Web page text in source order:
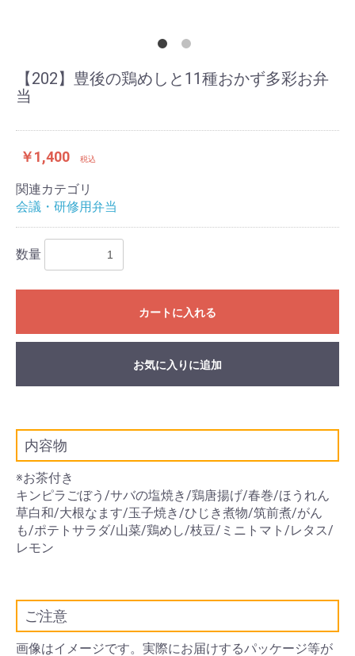
【202】豊後の鶏めしと11種おかず多彩お弁
当
￥1,400 税込
関連カテゴリ
会議・研修用弁当
数量
カートに入れる
お気に入りに追加
内容物
※お茶付き
キンピラごぼう/サバの塩焼き/鶏唐揚げ/春巻/ほうれん
草白和/大根なます/玉子焼き/ひじき煮物/筑前煮/がん
も/ポテトサラダ/山菜/鶏めし/枝豆/ミニトマト/レタス/
レモン
ご注意
画像はイメージです。実際にお届けするパッケージ等が